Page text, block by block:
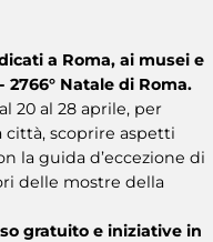
a Roma, ai musei e
2766° Natale di Roma.
20 al 28 aprile, per
scoprire aspetti
la guida d’eccezione di
delle mostre della
gratuito e iniziative in